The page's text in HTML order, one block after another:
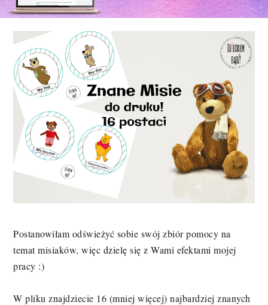
Postanowiłam odświeżyć sobie swój zbiór pomocy na
temat misiaków, więc dzielę się z Wami efektami mojej
pracy :)
W pliku znajdziecie 16 (mniej więcej) najbardziej znanych